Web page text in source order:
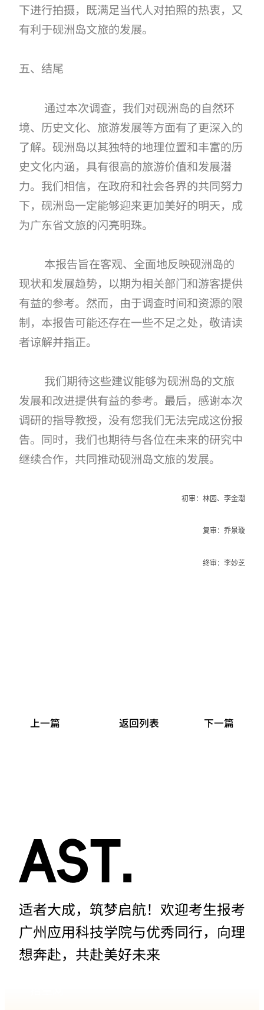
下进行拍摄，既满足当代人对拍照的热衷，又
有利于砚洲岛文旅的发展。
五、结尾
通过本次调查，我们对砚洲岛的自然环
境、历史文化、旅游发展等方面有了更深入的
了解。砚洲岛以其独特的地理位置和丰富的历
史文化内涵，具有很高的旅游价值和发展潜
力。我们相信，在政府和社会各界的共同努力
下，砚洲岛一定能够迎来更加美好的明天，成
为广东省文旅的闪亮明珠。
本报告旨在客观、全面地反映砚洲岛的
现状和发展趋势，以期为相关部门和游客提供
有益的参考。然而，由于调查时间和资源的限
制，本报告可能还存在一些不足之处，敬请读
者谅解并指正。
我们期待这些建议能够为砚洲岛的文旅
发展和改进提供有益的参考。最后，感谢本次
调研的指导教授，没有您我们无法完成这份报
告。同时，我们也期待与各位在未来的研究中
继续合作，共同推动砚洲岛文旅的发展。
初审：林园、李金潮
复审：乔景璇
终审：李妙芝
上一篇 返回列表 下一篇
适者大成，筑梦启航！欢迎考生报考
广州应用科技学院与优秀同行，向理
想奔赴，共赴美好未来